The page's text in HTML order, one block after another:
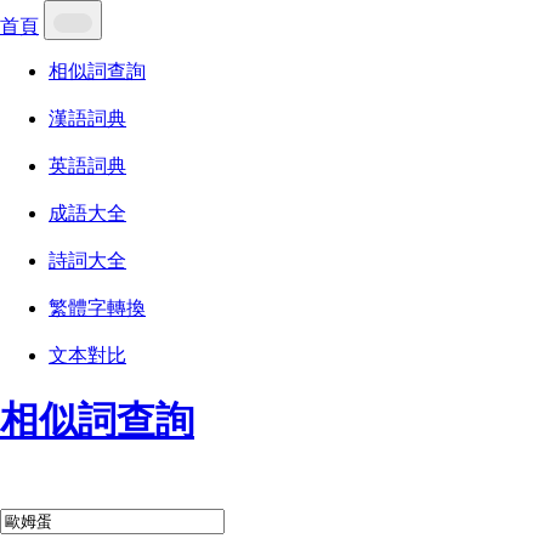
首頁
相似詞查詢
漢語詞典
英語詞典
成語大全
詩詞大全
繁體字轉換
文本對比
相似詞查詢